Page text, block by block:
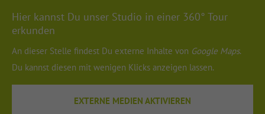
Hier kannst Du unser Studio in einer 360° Tour
erkunden
An dieser Stelle findest Du externe Inhalte von Google Maps.
Du kannst diesen mit wenigen Klicks anzeigen lassen.
EXTERNE MEDIEN AKTIVIEREN